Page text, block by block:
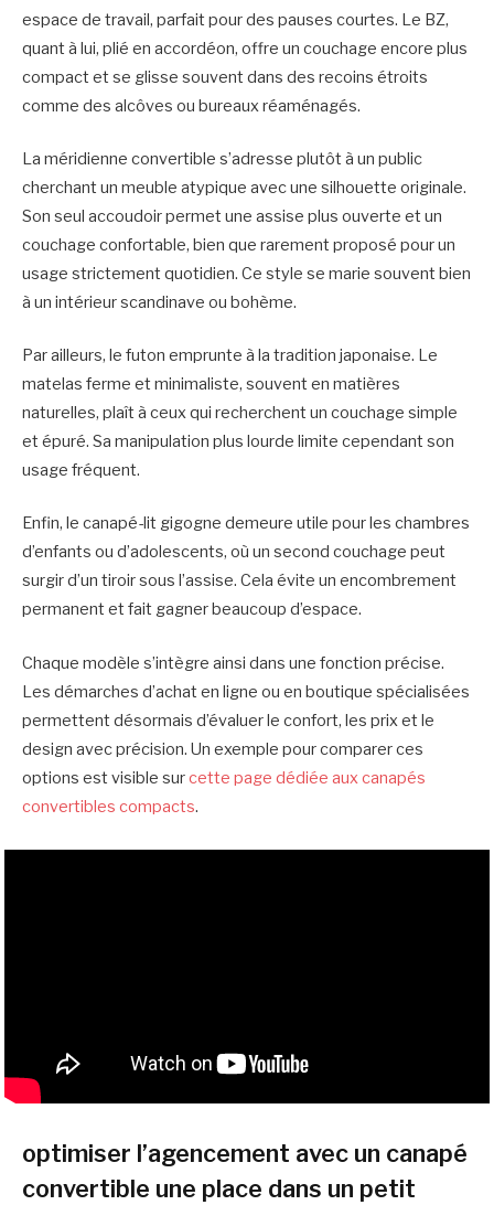
espace de travail, parfait pour des pauses courtes. Le BZ,
quant à lui, plié en accordéon, offre un couchage encore plus
compact et se glisse souvent dans des recoins étroits
comme des alcôves ou bureaux réaménagés.
La méridienne convertible s’adresse plutôt à un public
cherchant un meuble atypique avec une silhouette originale.
Son seul accoudoir permet une assise plus ouverte et un
couchage confortable, bien que rarement proposé pour un
usage strictement quotidien. Ce style se marie souvent bien
à un intérieur scandinave ou bohème.
Par ailleurs, le futon emprunte à la tradition japonaise. Le
matelas ferme et minimaliste, souvent en matières
naturelles, plaît à ceux qui recherchent un couchage simple
et épuré. Sa manipulation plus lourde limite cependant son
usage fréquent.
Enfin, le canapé-lit gigogne demeure utile pour les chambres
d’enfants ou d’adolescents, où un second couchage peut
surgir d’un tiroir sous l’assise. Cela évite un encombrement
permanent et fait gagner beaucoup d’espace.
Chaque modèle s’intègre ainsi dans une fonction précise.
Les démarches d’achat en ligne ou en boutique spécialisées
permettent désormais d’évaluer le confort, les prix et le
design avec précision. Un exemple pour comparer ces
options est visible surcette page dédiée aux canapés
convertibles compacts.
optimiser l’agencement avec un canapé
convertible une place dans un petit